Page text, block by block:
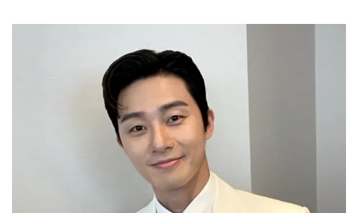
Более того, своей популярностью певица
обязана не только вокальным данным, но
и невероятно пышным формам, благодаря
которым ей удалось заслужить звание
подлинного секс-символа эпохи.